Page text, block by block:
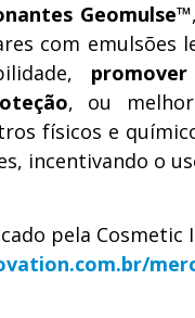
Geomulse™
com emulsões
, ou
físicos e
incentivando o
pela Cosmetic